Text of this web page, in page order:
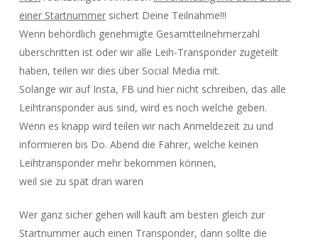
einer Startnummersichert Deine Teilnahme!!!
Wenn behördlich genehmigte Gesamtteilnehmerzahl
überschritten ist oder wir alle Leih-Transponder zugeteilt
haben, teilen wir dies über Social Media mit.
Solange wir auf Insta, FB und hier nicht schreiben, das alle
Leihtransponder aus sind, wird es noch welche geben.
Wenn es knapp wird teilen wir nach Anmeldezeit zu und
informieren bis Do. Abend die Fahrer, welche keinen
Leihtransponder mehr bekommen können,
weil sie zu spät dran waren
Wer ganz sicher gehen will kauft am besten gleich zur
Startnummer auch einen Transponder, dann sollte die